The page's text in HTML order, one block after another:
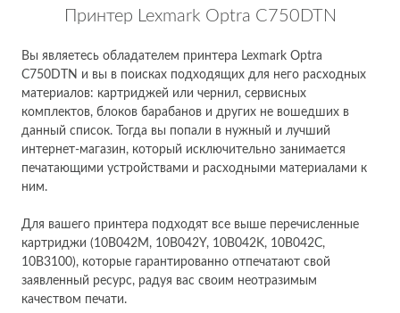
Принтер Lexmark Optra C750DTN
Вы являетесь обладателем принтера Lexmark Optra
C750DTN и вы в поисках подходящих для него расходных
материалов: картриджей или чернил, сервисных
комплектов, блоков барабанов и других не вошедших в
данный список. Тогда вы попали в нужный и лучший
интернет-магазин, который исключительно занимается
печатающими устройствами и расходными материалами к
ним.
Для вашего принтера подходят все выше перечисленные
картриджи (10B042M, 10B042Y, 10B042K, 10B042C,
10B3100), которые гарантированно отпечатают свой
заявленный ресурс, радуя вас своим неотразимым
качеством печати.